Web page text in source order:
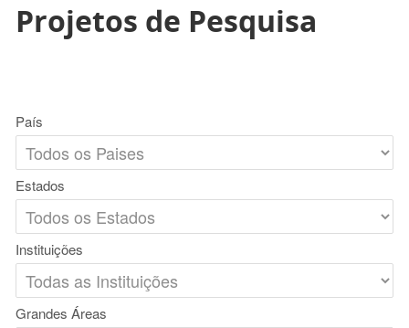
Projetos de Pesquisa
País
Estados
Instituições
Grandes Áreas